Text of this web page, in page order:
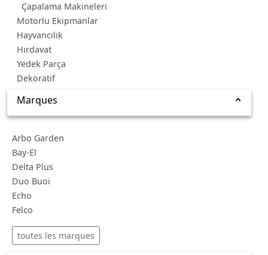
Çapalama Makineleri
Motorlu Ekipmanlar
Hayvancılık
Hırdavat
Yedek Parça
Dekoratif
Marques
Arbo Garden
Bay-El
Delta Plus
Duo Buoi
Echo
Felco
toutes les marques